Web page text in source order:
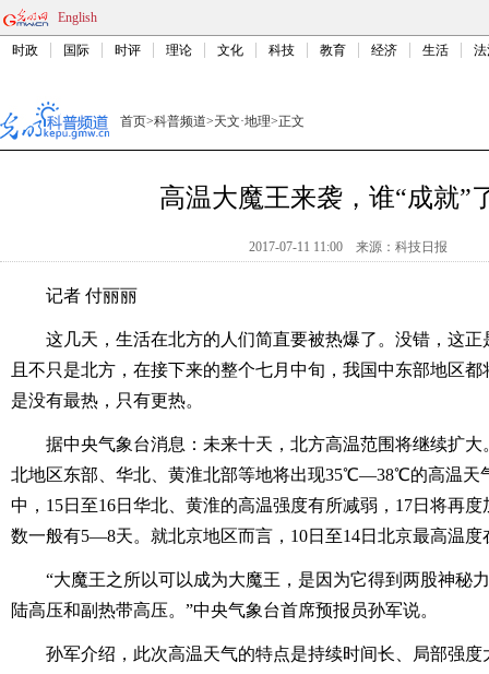
English
时政 国际 时评 理论 文化 科技 教育 经济 生活
首页>科普频道>天文·地理>正文
高温大魔王来袭，谁“成就”
2017-07-11 11:00 来源： 科技日报
记者 付丽丽
这几天，生活在北方的人们简直要被热爆了。没错，这正
且不只是北方，在接下来的整个七月中旬，我国中东部地区
是没有最热，只有更热。
据中央气象台消息：未来十天，北方高温范围将继续扩大
北地区东部、华北、黄淮北部等地将出现35℃—38℃的高温天
中，15日至16日华北、黄淮的高温强度有所减弱，17日将再
数一般有5—8天。就北京地区而言，10日至14日北京最高温
“大魔王之所以可以成为大魔王，是因为它得到两股神秘
陆高压和副热带高压。”中央气象台首席预报员孙军说。
孙军介绍，此次高温天气的特点是持续时间长、局部强度